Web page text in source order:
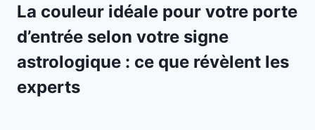
La couleur idéale pour votre porte
d’entrée selon votre signe
astrologique : ce que révèlent les
experts